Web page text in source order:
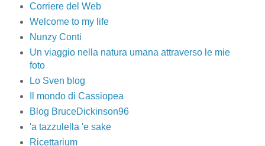
Corriere del Web
Welcome to my life
Nunzy Conti
Un viaggio nella natura umana attraverso le mie
foto
Lo Sven blog
Il mondo di Cassiopea
Blog BruceDickinson96
'a tazzulella 'e sake
Ricettarium